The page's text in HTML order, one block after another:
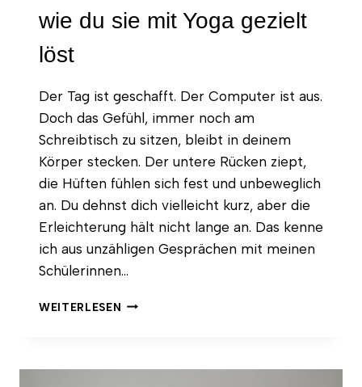
wie du sie mit Yoga gezielt
löst
Der Tag ist geschafft. Der Computer ist aus.
Doch das Gefühl, immer noch am
Schreibtisch zu sitzen, bleibt in deinem
Körper stecken. Der untere Rücken ziept,
die Hüften fühlen sich fest und unbeweglich
an. Du dehnst dich vielleicht kurz, aber die
Erleichterung hält nicht lange an. Das kenne
ich aus unzähligen Gesprächen mit meinen
Schülerinnen…
WEITERLESEN WARUM
SITZEN